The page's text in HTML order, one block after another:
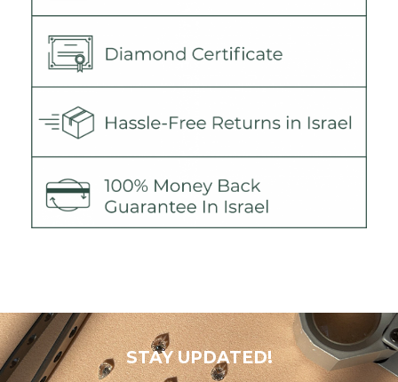
STAY UPDATED!